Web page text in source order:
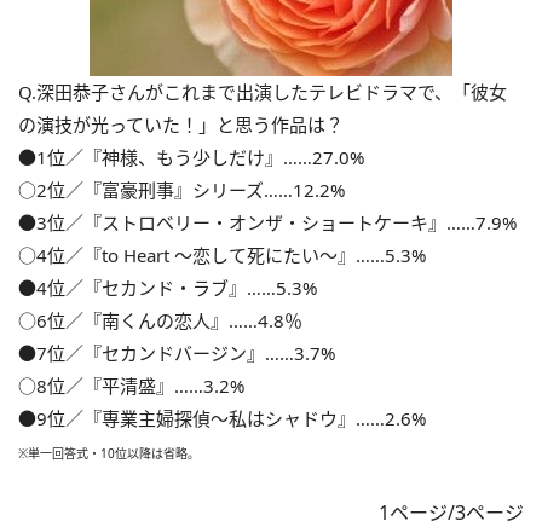
Q.深田恭子さんがこれまで出演したテレビドラマで、「彼女
の演技が光っていた！」と思う作品は？
●1位／『神様、もう少しだけ』……27.0%
○2位／『富豪刑事』シリーズ……12.2%
●3位／『ストロベリー・オンザ・ショートケーキ』……7.9%
○4位／『to Heart 〜恋して死にたい〜』……5.3%
●4位／『セカンド・ラブ』……5.3%
○6位／『南くんの恋人』……4.8％
●7位／『セカンドバージン』……3.7%
○8位／『平清盛』……3.2%
●9位／『専業主婦探偵〜私はシャドウ』……2.6%
※単一回答式・10位以降は省略。
1ページ/3ページ